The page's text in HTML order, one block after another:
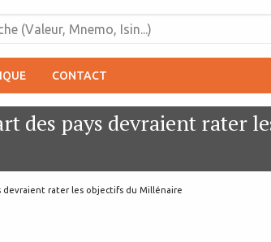
CONTACT
des pays devraient rater
devraient rater les objectifs du Millénaire